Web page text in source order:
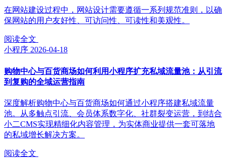
在网站建设过程中，网站设计需要遵循一系列规范准则，以确
保网站的用户友好性、可访问性、可读性和美观性。
阅读全文
小程序 2026-04-18
购物中心与百货商场如何利用小程序扩充私域流量池：从引流
到复购的全域运营指南
深度解析购物中心与百货商场如何通过小程序搭建私域流量
池。从多触点引流、会员体系数字化、社群裂变运营，到结合
小二CMS实现精细化内容管理，为实体商业提供一套可落地
的私域增长解决方案。
阅读全文